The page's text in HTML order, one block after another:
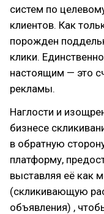
систем по
клиентов. Как
порожден
клики.
настоящим — это
рекламы.
Наглости и
бизнесе
в обратную
платформу,
выставляя её как
(скликивающую
объявления) ,